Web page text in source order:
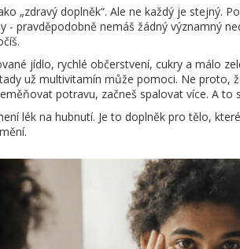
„zdravý doplněk“. Ale ne každý je stejný.
- pravděpodobně nemáš žádný významný
jídlo, rychlé občerstvení, cukry a málo
už multivitamín může pomoci. Ne proto,
potravu, začneš spalovat více. A
lék na hubnutí. Je to doplněk pro tělo,